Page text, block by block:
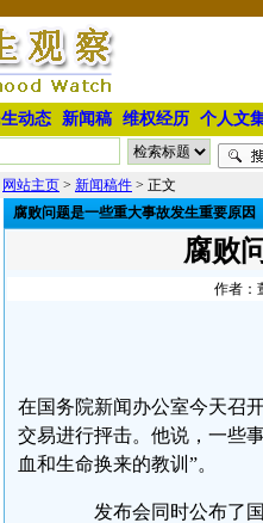
生动态 新闻稿 维权经历 个人文
网站主页 > 新闻稿件 > 正文
腐败问题是一些重大事故发生重要原因
腐败
作者：
在国务院新闻办公室今天召
交易进行抨击。他说，一些
血和生命换来的教训”。
发布会同时公布了国